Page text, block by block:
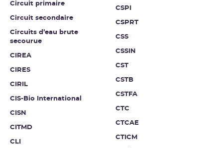
Circuit primaire
Circuit secondaire
Circuits d’eau brute
secourue
CIREA
CIRES
CIRIL
CIS-Bio International
CISN
CITMD
CLI
CSPI
CSPRT
CSS
CSSIN
CST
CSTB
CSTFA
CTC
CTCAE
CTICM